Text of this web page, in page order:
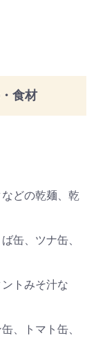
食材
どの乾麺、乾
缶、ツナ缶、
トみそ汁な
、トマト缶、